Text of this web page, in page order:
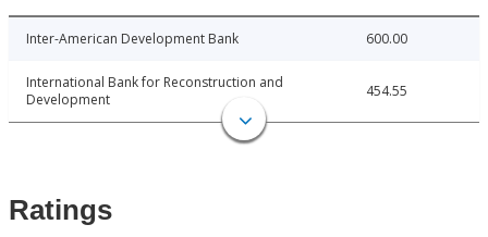
Inter-American Development Bank 600.00
International Bank for Reconstruction and
Development
454.55
Ratings